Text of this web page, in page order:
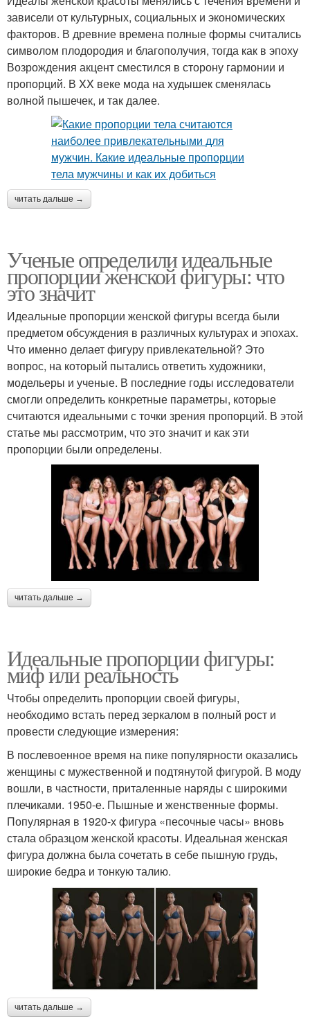
зависели от культурных, социальных и экономических
факторов. В древние времена полные формы считались
символом плодородия и благополучия, тогда как в эпоху
Возрождения акцент сместился в сторону гармонии и
пропорций. В XX веке мода на худышек сменялась
волной пышечек, и так далее.
читать дальше →
Ученые определили идеальные
пропорции женской фигуры: что
это значит
Идеальные пропорции женской фигуры всегда были
предметом обсуждения в различных культурах и эпохах.
Что именно делает фигуру привлекательной? Это
вопрос, на который пытались ответить художники,
модельеры и ученые. В последние годы исследователи
смогли определить конкретные параметры, которые
считаются идеальными с точки зрения пропорций. В этой
статье мы рассмотрим, что это значит и как эти
пропорции были определены.
читать дальше →
Идеальные пропорции фигуры:
миф или реальность
Чтобы определить пропорции своей фигуры,
необходимо встать перед зеркалом в полный рост и
провести следующие измерения:
В послевоенное время на пике популярности оказались
женщины с мужественной и подтянутой фигурой. В моду
вошли, в частности, приталенные наряды с широкими
плечиками. 1950-е. Пышные и женственные формы.
Популярная в 1920-х фигура «песочные часы» вновь
стала образцом женской красоты. Идеальная женская
фигура должна была сочетать в себе пышную грудь,
широкие бедра и тонкую талию.
читать дальше →